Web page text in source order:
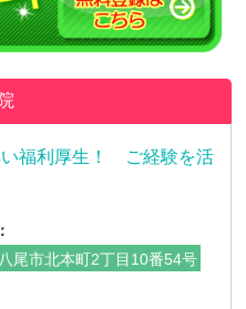
福利厚生！ ご経験を活
尾市北本町2丁目10番54号